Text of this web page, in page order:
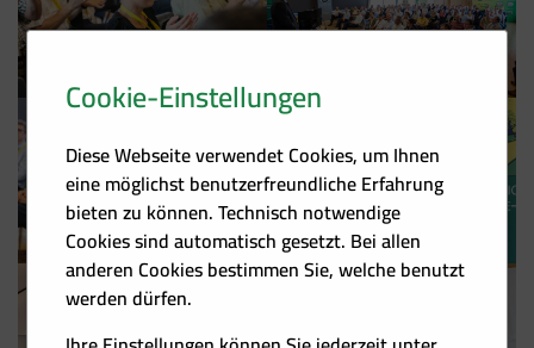
Cookie-Einstellungen
Diese Webseite verwendet Cookies, um Ihnen
eine möglichst benutzerfreundliche Erfahrung
bieten zu können. Technisch notwendige
Cookies sind automatisch gesetzt. Bei allen
anderen Cookies bestimmen Sie, welche benutzt
werden dürfen.